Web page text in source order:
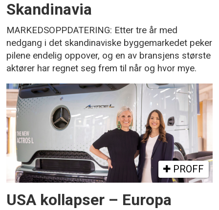
Skandinavia
MARKEDSOPPDATERING: Etter tre år med
nedgang i det skandinaviske byggemarkedet peker
pilene endelig oppover, og en av bransjens største
aktører har regnet seg frem til når og hvor mye.
PROFF
USA kollapser – Europa